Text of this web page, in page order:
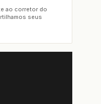
ao corretor do
seus